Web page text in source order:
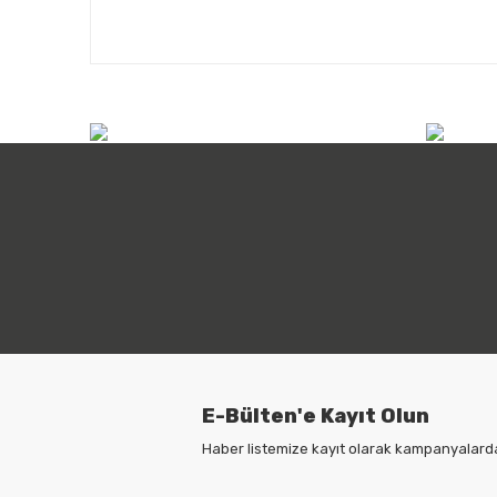
E-Bülten'e Kayıt Olun
Haber listemize kayıt olarak